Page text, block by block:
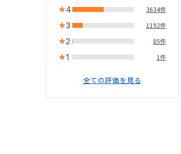
4 3634件
3 1192件
2 85件
1 1件
全ての評価を見る